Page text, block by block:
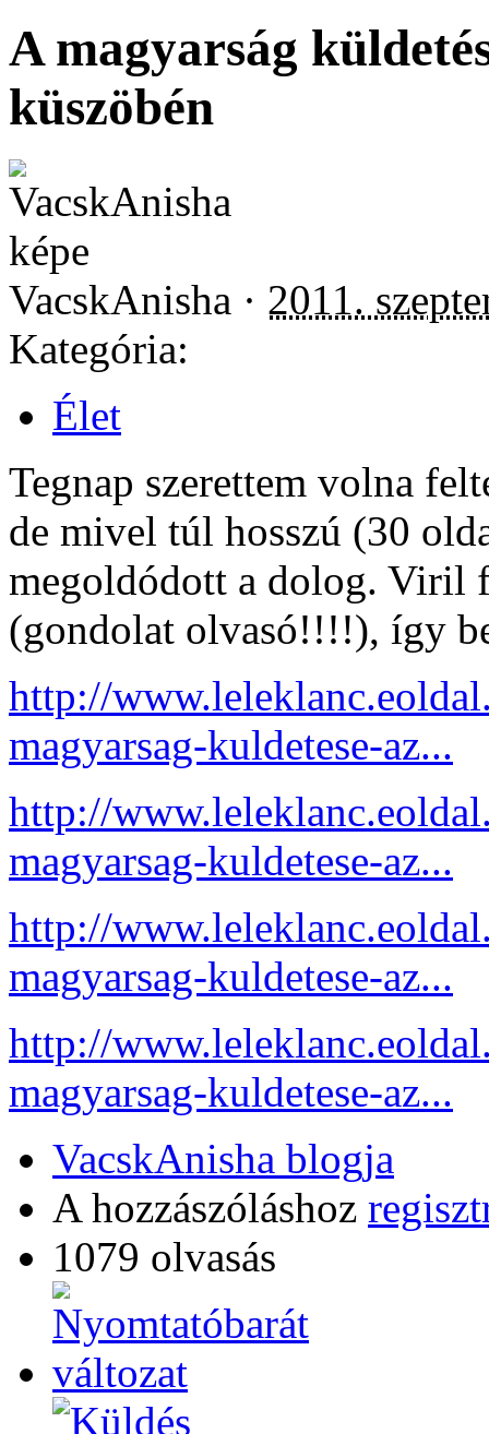
A magyarság
küszöbén
VacskAnisha · 2011.
Kategória:
Élet
Tegnap szerettem volna
de mivel túl hosszú (30
megoldódott a dolog. Viril
(gondolat olvasó!!!!), így
http://
magyarsag-kuldetese-az...
http://
magyarsag-kuldetese-az...
http://
magyarsag-kuldetese-az...
http://
magyarsag-kuldetese-az...
VacskAnisha blogja
A hozzászóláshoz
1079 olvasás